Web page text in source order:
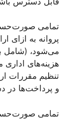
تمامی
پروانه به ازای
‌می‌شود، (شامل
هزینه‌های
تنظیم مقررات
و پرداخت‌ها
تمامی